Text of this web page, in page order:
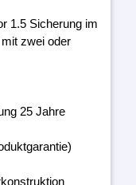
1.5 Sicherung im
zwei oder
25 Jahre